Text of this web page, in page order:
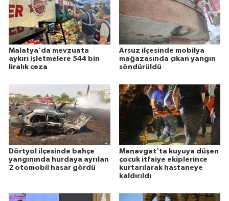
Malatya'da mevzuata
aykırı işletmelere 544 bin
liralık ceza
Arsuz ilçesinde mobilya
mağazasında çıkan yangın
söndürüldü
Dörtyol ilçesinde bahçe
yangınında hurdaya ayrılan
2 otomobil hasar gördü
Manavgat'ta kuyuya düşen
çocuk itfaiye ekiplerince
kurtarılarak hastaneye
kaldırıldı